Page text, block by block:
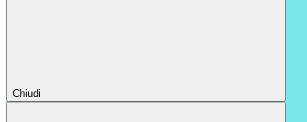
Chiudi